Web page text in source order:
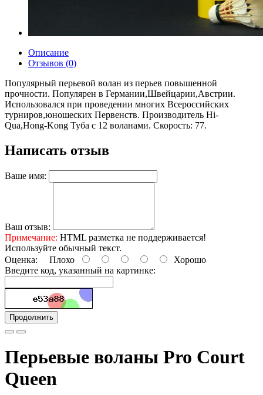
Описание
Отзывов (0)
Популярный перьевой волан из перьев повышенной
прочности. Популярен в Германии,Швейцарии,Австрии.
Использовался при проведении многих Всероссийских
турниров,юношеских Первенств. Производитель Hi-
Qua,Hong-Kong Туба с 12 воланами. Скорость: 77.
Написать отзыв
Ваше имя:
Ваш отзыв:
Примечание: HTML разметка не поддерживается!
Используйте обычный текст.
Оценка: Плохо
Хорошо
Введите код, указанный на картинке:
Продолжить
Перьевые воланы Pro Court
Queen